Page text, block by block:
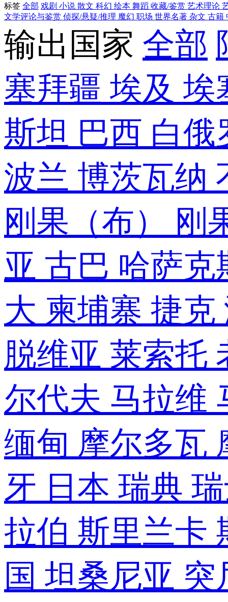
标签 全部 戏剧 小说 散文 科幻 绘本 舞蹈 收藏/鉴赏 艺术理论
文学评论与鉴赏 侦探/悬疑/推理 魔幻 职场 世界名著 杂文 古籍
输出国家 全部
塞拜疆 埃及 埃
斯坦 巴西 白
波兰 博茨瓦纳
刚果（布）
刚
亚 古巴 哈萨
大 柬埔寨 捷克
脱维亚 莱索托
尔代夫 马拉维
缅甸 摩尔多瓦
牙 日本 瑞典
拉伯 斯里兰卡
国坦桑尼亚 突